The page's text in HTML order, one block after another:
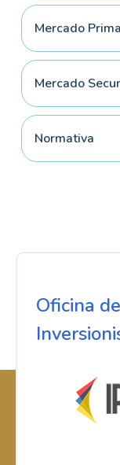
Mercado
Mercado
Normativa
Oficina